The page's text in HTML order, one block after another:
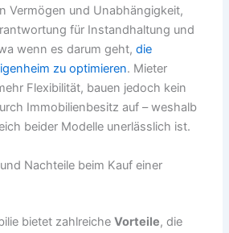
Vermögen und Unabhängigkeit,
für Instandhaltung und
wenn es darum geht,die
zu optimieren. Mieter
Flexibilität, bauen jedoch kein
Immobilienbesitz auf – weshalb
beider Modelle unerlässlich ist.
Nachteile beim Kauf einer
bietet zahlreicheVorteile, die